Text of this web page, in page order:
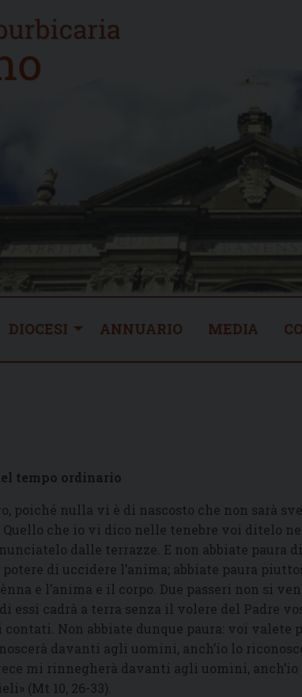
DIOCESI ANNUARIO MEDIA
tempo ordinario
poiché nulla vi è di nascosto che non sarà
Quello che io vi dico nelle tenebre voi ditelo
dalle terrazze. E non abbiate paura
di uccidere l’anima; abbiate paura
e l’anima e il corpo. Due passeri non si
essi cadrà a terra senza il volere del Padre
Non abbiate dunque paura: voi valete
davanti agli uomini, anch’io lo
mi rinnegherà davanti agli uomini,
(Mt 10, 26-33).